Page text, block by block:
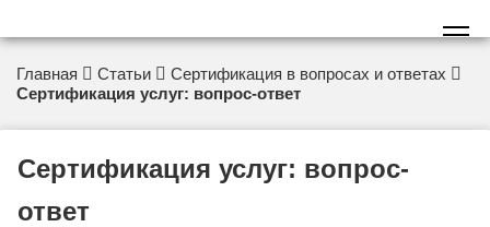
Главная Статьи
Сертификация в вопросах и ответах
Сертификация услуг: вопрос-ответ
Сертификация услуг: вопрос-
ответ